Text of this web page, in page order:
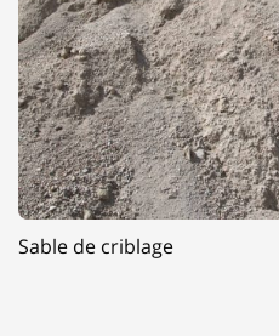
Sable de criblage